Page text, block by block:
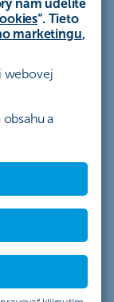
nám udelíte
“. Tieto
marketingu,
webovej
a
PZP pre